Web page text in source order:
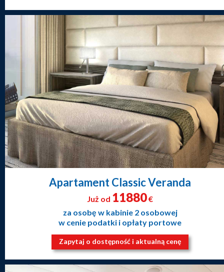
Apartament Classic Veranda
Już od 11880€
za osobę w kabinie 2 osobowej
w cenie podatki i opłaty portowe
Zapytaj o dostępność i aktualną cenę